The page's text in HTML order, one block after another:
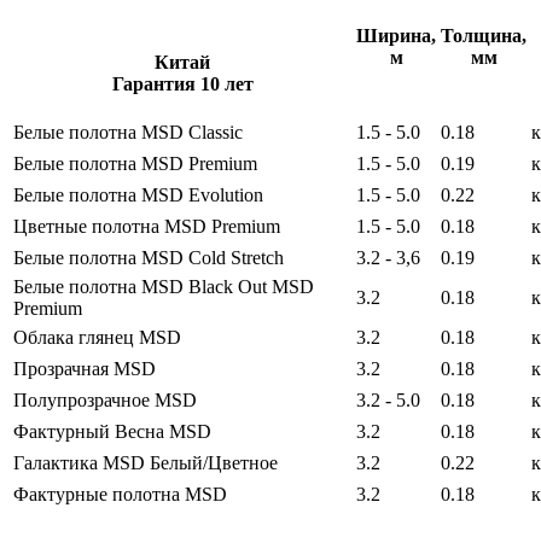
Китай
Гарантия 10 лет
Ширина,
м
Толщина,
мм
Белые полотна MSD Сlassic 1.5 - 5.0 0.18
Белые полотна MSD Premium
1.5 - 5.0 0.19
Белые полотна MSD Evolution
1.5 - 5.0 0.22
Цветные полотна MSD Premium
1.5 - 5.0 0.18
Белые полотна MSD Cold Stretch
3.2 - 3,6 0.19
Белые полотна MSD Black Out MSD
Premium
3.2 0.18
Облака глянец MSD
3.2 0.18
Прозрачная MSD
3.2 0.18
Полупрозрачное MSD
3.2 - 5.0 0.18
Фактурный Весна MSD
3.2 0.18
Галактика MSD Белый/Цветное
3.2 0.22
Фактурные полотна MSD
3.2 0.18